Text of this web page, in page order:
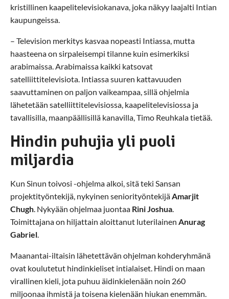
kristillinen kaapelitelevisiokanava, joka näkyy laajalti Intian
kaupungeissa.
– Television merkitys kasvaa nopeasti Intiassa, mutta
haasteena on sirpaleisempi tilanne kuin esimerkiksi
arabimaissa. Arabimaissa kaikki katsovat
satelliittitelevisiota. Intiassa suuren kattavuuden
saavuttaminen on paljon vaikeampaa, sillä ohjelmia
lähetetään satelliittitelevisiossa, kaapelitelevisiossa ja
tavallisilla, maanpäällisillä kanavilla, Timo Reuhkala tietää.
Hindin puhujia yli puoli
miljardia
Kun Sinun toivosi -ohjelma alkoi, sitä teki Sansan
projektityöntekijä, nykyinen seniorityöntekijä Amarjit
Chugh . Nykyään ohjelmaa juontaa Rini Joshua
Toimittajana on hiljattain aloittanut luterilainen Anurag
Gabriel
Maanantai-iltaisin lähetettävän ohjelman kohderyhmänä
ovat koulutetut hindinkieliset intialaiset. Hindi on maan
virallinen kieli, jota puhuu äidinkielenään noin 260
miljoonaa ihmistä ja toisena kielenään hiukan enemmän.